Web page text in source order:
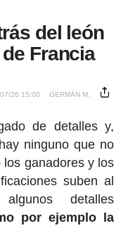
del león
Francia
26 15:00 GERMÁN M.
de detalles y,
ninguno que no
ganadores y los
suben al
detalles
por ejemplo la